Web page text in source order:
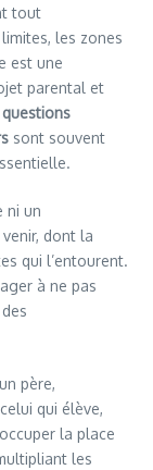
tout
les zones
est une
parental et
questions
sont souvent
ni un
dont la
qui l’entourent.
à ne pas
père,
qui élève,
la place
les